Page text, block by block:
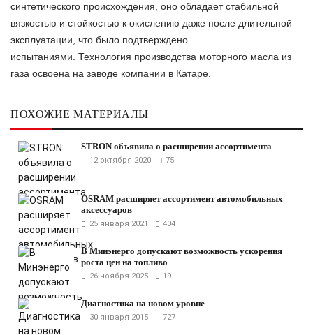
синтетического происхождения, оно обладает стабильной
вязкостью и стойкостью к окислению даже после длительной
эксплуатации, что было подтверждено
испытаниями. Технология производства моторного масла из
газа освоена на заводе компании в Катаре.
ПОХОЖИЕ МАТЕРИАЛЫ
STRON объявила о расширении ассортимента
12 октября 2020 75
OSRAM расширяет ассортимент автомобильных
аксессуаров
25 января 2021 404
В Минэнерго допускают возможность ускорения
роста цен на топливо
26 ноября 2025 19
Диагностика на новом уровне
30 января 2015 727